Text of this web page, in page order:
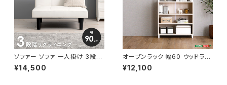
ソファー ソファ 一人掛け 3段階
リクライニング ローソファー 一
人暮らし 新生活 幅90
¥14,500
オープンラック 幅60 ウッドラッ
ク ラック シェルフ 収納棚 マル
チキャビネット ディスプレイラッ
¥12,100